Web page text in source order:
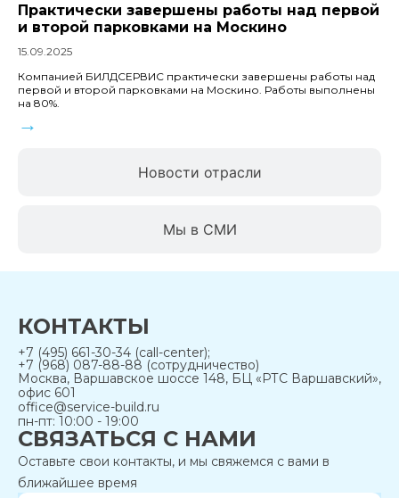
Новости отрасли
Мы в СМИ
Практически завершены работы над первой
и второй парковками на Москино
15.09.2025
Компанией БИЛДСЕРВИС практически завершены работы над
первой и второй парковками на Москино. Работы выполнены
на 80%.
→
КОНТАКТЫ
+7 (495) 661-30-34 (call-center);
+7 (968) 087-88-88 (сотрудничество)
Москва, Варшавское шоссе 148, БЦ «РТС Варшавский»,
офис 601
office@service-build.ru
пн-пт: 10:00 - 19:00
СВЯЗАТЬСЯ С НАМИ
Оставьте свои контакты, и мы свяжемся с вами в
ближайшее время